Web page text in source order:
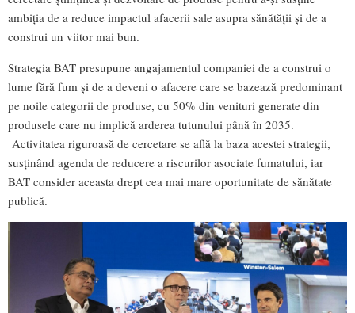
ambiția de a reduce impactul afacerii sale asupra sănătății și de a
construi un viitor mai bun.
Strategia BAT presupune angajamentul companiei de a construi o
lume fără fum și de a deveni o afacere care se bazează predominant
pe noile categorii de produse, cu 50% din venituri generate din
produsele care nu implică arderea tutunului până în 2035.
Activitatea riguroasă de cercetare se află la baza acestei strategii,
susținând agenda de reducere a riscurilor asociate fumatului, iar
BAT consider aceasta drept cea mai mare oportunitate de sănătate
publică.